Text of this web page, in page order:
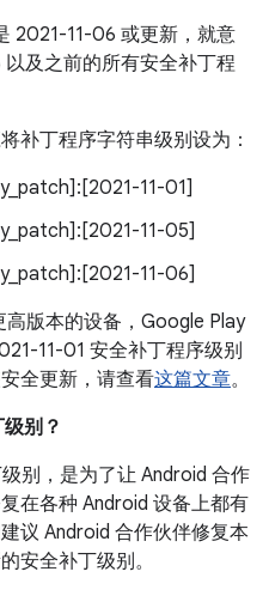
2021-11-06 或更新，就意
及之前的所有安全补丁程
补丁程序字符串级别设为：
11-01]
11-05]
11-06]
版本的设备，Google Play
11-01 安全补丁程序级别
全更新，请查看这篇文章。
别？
别，是为了让 Android 合作
在各种 Android 设备上都有
议 Android 合作伙伴修复本
安全补丁级别。